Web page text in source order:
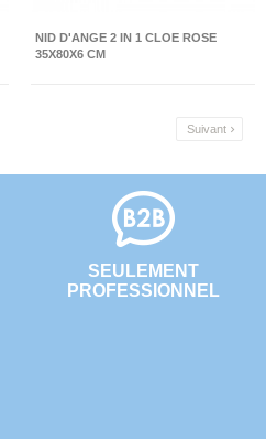
NID D'ANGE 2 IN 1 CLOE ROSE
35X80X6 CM
Suivant 
SEULEMENT
PROFESSIONNEL